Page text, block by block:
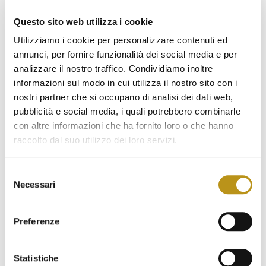
Questo sito web utilizza i cookie
Utilizziamo i cookie per personalizzare contenuti ed
annunci, per fornire funzionalità dei social media e per
analizzare il nostro traffico. Condividiamo inoltre
informazioni sul modo in cui utilizza il nostro sito con i
nostri partner che si occupano di analisi dei dati web,
pubblicità e social media, i quali potrebbero combinarle
con altre informazioni che ha fornito loro o che hanno
raccolto dal suo utilizzo dei loro servizi.
delNecessari
Preferenze
Statistiche
Ultime news
Hotel San Teodoro su Ville&Casali: il design
mediterraneo protagonista
Agosto 7, 2026
Eventi Estate 2026 San Teodoro: concerti, festival
Piscina con Day Pass a San Teodoro: l’esperienza
Giugno 5, 2026